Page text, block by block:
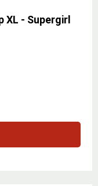
XL - Supergirl